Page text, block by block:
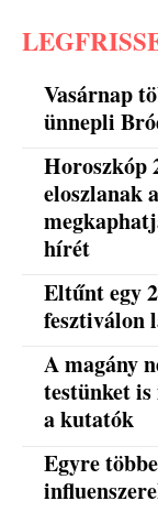
Vasárnap
ünnepli
Horoszkóp
eloszlanak
hírét
Eltűnt egy
fesztiválon
A magány
testünket
a kutatók
Egyre